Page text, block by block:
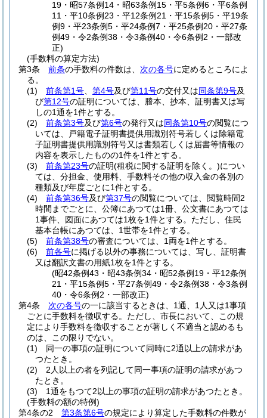
19・昭57条例14・昭63条例15・平5条例6・平6条例
11・平10条例23・平12条例21・平15条例5・平19条
例9・平23条例5・平24条例7・平25条例20・平27条
例49・令2条例38・令3条例40・令6条例2・一部改
正)
(手数料の算定方法)
第3条
前条の手数料の件数は、 次の各号に定めるところによ
る。
(1)
前条第1号 第4号及び第11号の交付又は同条第9号及
び第12号の証明については、謄本、抄本、証明書又は写
しの1通を1件とする。
(2)
前条第3号及び第6号の発行又は同条第10号の閲覧につ
いては、戸籍電子証明書提供用識別符号若しくは除籍電
子証明書提供用識別符号又は書類若しくは届書等情報の
内容を表示したものの1件を1件とする。
(3)
前条第23号の証明(租税に関する証明を除く。)につい
ては、分担金、使用料、手数料その他の収入金の各別の
種類及び年度ごとに1件とする。
(4)
前条第36号及び第37号の閲覧については、閲覧時間2
時間までごとに、公簿にあつては1冊、公文書にあつては
1事件、図面にあつては1枚を1件とする。 ただし、住民
基本台帳にあつては、1世帯を1件とする。
(5)
前条第38号の審査については、1両を1件とする。
(6)
前各号に掲げる以外の事務については、写し、証明書
又は翻訳文書の用紙1枚を1件とする。
(昭42条例43・昭43条例34・昭52条例19・平12条例
21・平15条例5・平27条例49・令2条例38・令3条例
40・令6条例2・一部改正)
第4条
次の各号の一に該当するときは、1通、1人又は1事項
ごとに手数料を徴収する。 ただし、市長において、この規
定により手数料を徴収することが著しく不適当と認めるも
のは、この限りでない。
(1)
同一の事項の証明について同時に2通以上の請求があ
つたとき。
(2)
2人以上の者を列記して同一事項の証明の請求があつ
たとき。
(3)
1通をもつて2以上の事項の証明の請求があつたとき。
(手数料の額の特例)
第4条の2
第3条第6号の規定により算定した手数料の件数が